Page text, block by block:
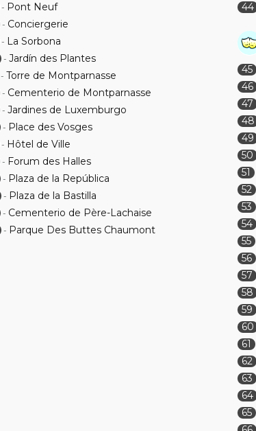
- Pont Neuf
- Conciergerie
- La Sorbona
-Jardín des Plantes
- Torre de Montparnasse
- Cementerio de Montparnasse
-Jardines de Luxemburgo
- Place des Vosges
- Hôtel de Ville
- Forum des Halles
- Plaza de la República
- Plaza de la Bastilla
- Cementerio de Père-Lachaise
- Parque Des Buttes Chaumont
44
45
46
47
48
49
50
51
52
53
54
55
56
57
58
59
60
61
62
63
64
65